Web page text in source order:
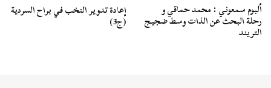
ألبوم سمعوني : محمد حماقي و
رحلة البحث عن الذات وسط ضجيج
التريند
إعادة تدوير النخب في براح السردية
(ج3)